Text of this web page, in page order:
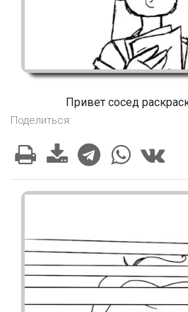
Привет сосед
Поделиться: